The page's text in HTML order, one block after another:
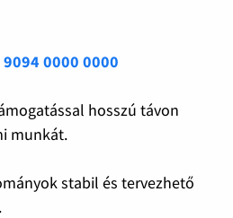
0000 0000
hosszú távon
munkát.
stabil és tervezhető